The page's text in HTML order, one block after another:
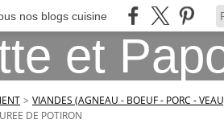
nos blogs cuisine
> VIANDES (AGNEAU - BOEUF - PORC -
DE POTIRON